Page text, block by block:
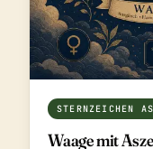
STERNZEICHEN
Waage mit